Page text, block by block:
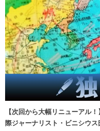
【次回から大幅リニューアル
際ジャーナリスト・ビニシウス